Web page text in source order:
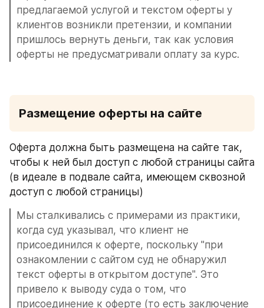
предлагаемой услугой и текстом оферты у
клиентов возникли претензии, и компании
пришлось вернуть деньги, так как условия
оферты не предусматривали оплату за курс.
Размещение оферты на сайте
Оферта должна быть размещена на сайте так,
чтобы к ней был доступ с любой страницы сайта
(в идеале в подвале сайта, имеющем сквозной
доступ с любой страницы)
Мы сталкивались с примерами из практики,
когда суд указывал, что клиент не
присоединился к оферте, поскольку "при
ознакомлении с сайтом суд не обнаружил
текст оферты в открытом доступе". Это
привело к выводу суда о том, что
присоединение к оферте (то есть заключение